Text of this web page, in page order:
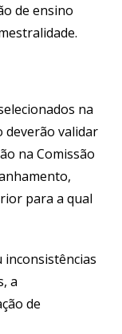
de ensino
na
deverão validar
na Comissão
para a qual
inconsistências
a
de